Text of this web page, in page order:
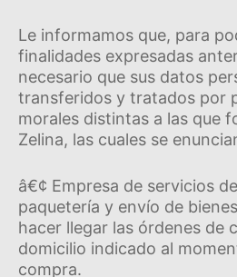
Le informamos que, para
finalidades expresadas
necesario que sus datos
transferidos y tratados por
morales distintas a las que
Zelina, las cuales se
â€¢ Empresa de servicios
paqueterí­a y enví­o de
hacer llegar las órdenes de
domicilio indicado al
compra.